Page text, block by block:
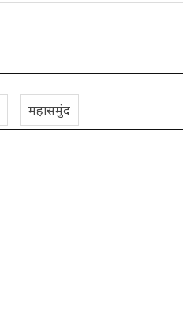
महासमुंद